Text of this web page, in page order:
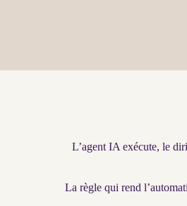
L’agent IA exécute, le
La règle qui rend